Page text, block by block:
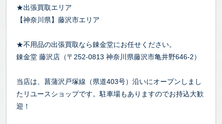
★出張買取エリア
【神奈川県】藤沢市エリア
★不用品の出張買取なら錬金堂にお任せください。
錬金堂 藤沢店（〒252-0813 神奈川県藤沢市亀井野646-2）
当店は、菖蒲沢戸塚線（県道403号）沿いにオープンしまし
たリユースショップです。駐車場もありますのでお持込大歓
迎！